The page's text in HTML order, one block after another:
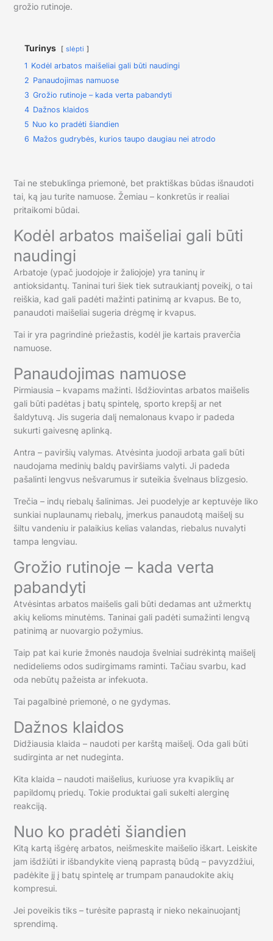
grožio rutinoje.
Turinys slėpti
1 Kodėl arbatos maišeliai gali būti naudingi
2 Panaudojimas namuose
3 Grožio rutinoje – kada verta pabandyti
4 Dažnos klaidos
5 Nuo ko pradėti šiandien
6 Mažos gudrybės, kurios taupo daugiau nei atrodo
Tai ne stebuklinga priemonė, bet praktiškas būdas išnaudoti
tai, ką jau turite namuose. Žemiau – konkretūs ir realiai
pritaikomi būdai.
Kodėl arbatos maišeliai gali būti
naudingi
Arbatoje (ypač juodojoje ir žaliojoje) yra taninų ir
antioksidantų. Taninai turi šiek tiek sutraukiantį poveikį, o tai
reiškia, kad gali padėti mažinti patinimą ar kvapus. Be to,
panaudoti maišeliai sugeria drėgmę ir kvapus.
Tai ir yra pagrindinė priežastis, kodėl jie kartais praverčia
namuose.
Panaudojimas namuose
Pirmiausia – kvapams mažinti. Išdžiovintas arbatos maišelis
gali būti padėtas į batų spintelę, sporto krepšį ar net
šaldytuvą. Jis sugeria dalį nemalonaus kvapo ir padeda
sukurti gaivesnę aplinką.
Antra – paviršių valymas. Atvėsinta juodoji arbata gali būti
naudojama medinių baldų paviršiams valyti. Ji padeda
pašalinti lengvus nešvarumus ir suteikia švelnaus blizgesio.
Trečia – indų riebalų šalinimas. Jei puodelyje ar keptuvėje liko
sunkiai nuplaunamų riebalų, įmerkus panaudotą maišelį su
šiltu vandeniu ir palaikius kelias valandas, riebalus nuvalyti
tampa lengviau.
Grožio rutinoje – kada verta
pabandyti
Atvėsintas arbatos maišelis gali būti dedamas ant užmerktų
akių kelioms minutėms. Taninai gali padėti sumažinti lengvą
patinimą ar nuovargio požymius.
Taip pat kai kurie žmonės naudoja švelniai sudrėkintą maišelį
nedideliems odos sudirgimams raminti. Tačiau svarbu, kad
oda nebūtų pažeista ar infekuota.
Tai pagalbinė priemonė, o ne gydymas.
Dažnos klaidos
Didžiausia klaida – naudoti per karštą maišelį. Oda gali būti
sudirginta ar net nudeginta.
Kita klaida – naudoti maišelius, kuriuose yra kvapiklių ar
papildomų priedų. Tokie produktai gali sukelti alerginę
reakciją.
Nuo ko pradėti šiandien
Kitą kartą išgėrę arbatos, neišmeskite maišelio iškart. Leiskite
jam išdžiūti ir išbandykite vieną paprastą būdą – pavyzdžiui,
padėkite jį į batų spintelę ar trumpam panaudokite akių
kompresui.
Jei poveikis tiks – turėsite paprastą ir nieko nekainuojantį
sprendimą.